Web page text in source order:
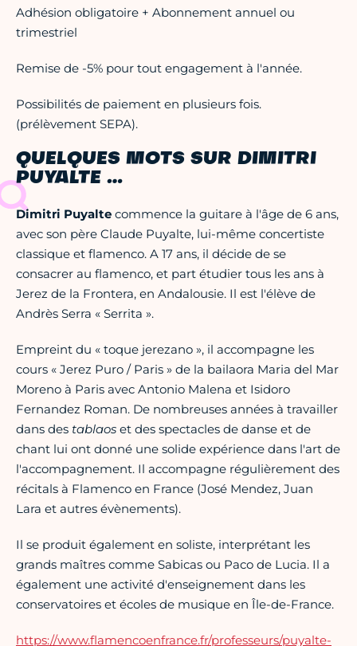
Adhésion obligatoire + Abonnement annuel ou
trimestriel
Remise de -5% pour tout engagement à l'année.
Possibilités de paiement en plusieurs fois.
(prélèvement SEPA).
QUELQUES MOTS SUR DIMITRI
PUYALTE …
Dimitri Puyalte commence la guitare à l'âge de 6 ans,
avec son père Claude Puyalte, lui-même concertiste
classique et flamenco. A 17 ans, il décide de se
consacrer au flamenco, et part étudier tous les ans à
Jerez de la Frontera, en Andalousie. Il est l'élève de
Andrès Serra « Serrita ».
Empreint du « toque jerezano », il accompagne les
cours « Jerez Puro / Paris » de la bailaora Maria del Mar
Moreno à Paris avec Antonio Malena et Isidoro
Fernandez Roman. De nombreuses années à travailler
dans des tablaos et des spectacles de danse et de
chant lui ont donné une solide expérience dans l'art de
l'accompagnement. Il accompagne régulièrement des
récitals à Flamenco en France (José Mendez, Juan
Lara et autres évènements).
Il se produit également en soliste, interprétant les
grands maîtres comme Sabicas ou Paco de Lucia. Il a
également une activité d'enseignement dans les
conservatoires et écoles de musique en Île-de-France.
https://www.flamencoenfrance.fr/professeurs/puyalte-